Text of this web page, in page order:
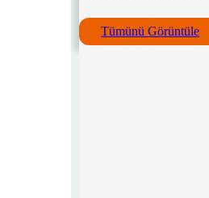
Tümünü Görüntüle